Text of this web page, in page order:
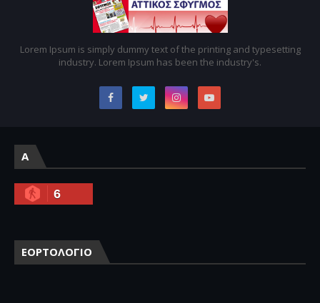
Lorem Ipsum is simply dummy text of the printing and typesetting
industry. Lorem Ipsum has been the industry's.
A
6
ΕΟΡΤΟΛΟΓΙΟ